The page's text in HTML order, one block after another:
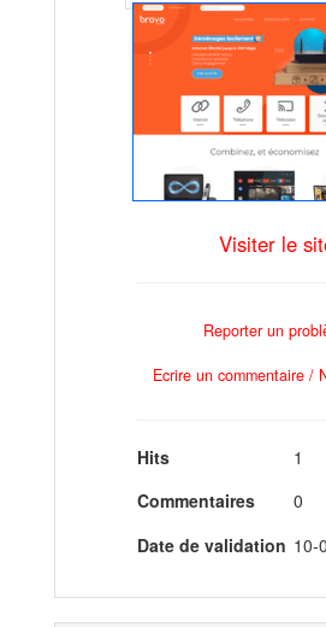
Visiter le
Reporter un
Ecrire un commentaire /
Hits
1
Commentaires
0
Date de validation 10-